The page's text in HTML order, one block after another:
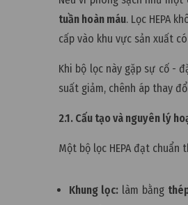
tuần hoàn máu. Lọc HEPA
cấp vào khu vực sản xuất
Khi bộ lọc này gặp sự cố -
suất giảm, chênh áp thay
2.1. Cấu tạo và nguyên lý
Một bộ lọc HEPA đạt chuẩn
Khung lọc:làm bằng